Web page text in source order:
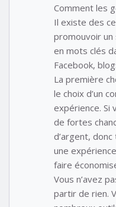
Comment les
Il existe des
promouvoir
en mots clés
Facebook,
La première
le choix d’un
expérience. Si
de fortes
d’argent,
une
faire
Vous n’avez
partir de rien.